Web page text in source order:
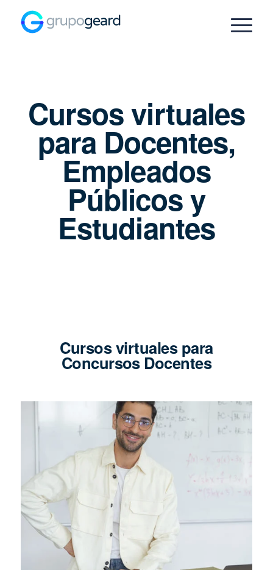
Cursos virtuales
para Docentes,
Empleados
Públicos y
Estudiantes
Cursos virtuales para
Concursos Docentes